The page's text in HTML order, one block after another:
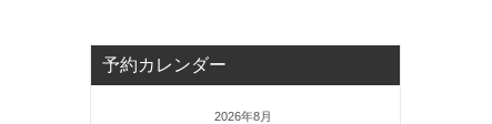
予約カレンダー
2026年8月